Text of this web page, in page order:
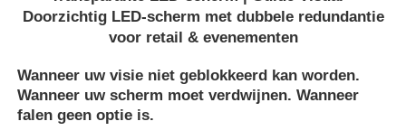
Doorzichtig LED-scherm met dubbele redundantie
voor retail & evenementen
Wanneer uw visie niet geblokkeerd kan worden.
Wanneer uw scherm moet verdwijnen. Wanneer
falen geen optie is.